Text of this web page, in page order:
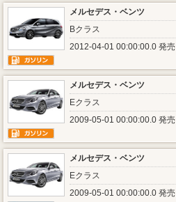
メルセデス・ベンツ
Bクラス
2012-04-01 00:00:00.0 発売
メルセデス・ベンツ
Eクラス
2009-05-01 00:00:00.0 発売
メルセデス・ベンツ
Eクラス
2009-05-01 00:00:00.0 発売